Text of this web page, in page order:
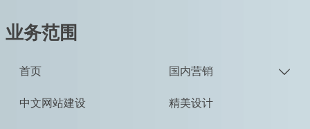
业务范围
首页
中文网站建设
国内营销 
精美设计